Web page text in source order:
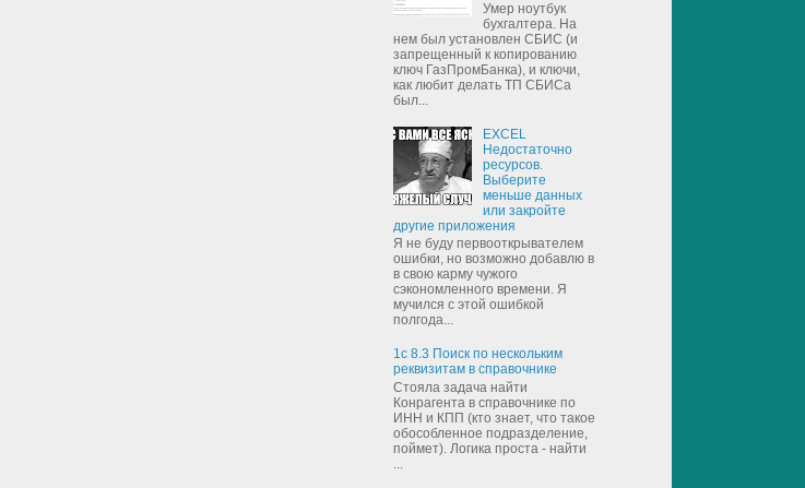
Умер ноутбук
бухгалтера. На
нем был установлен СБИС (и
запрещенный к копированию
ключ ГазПромБанка), и ключи,
как любит делать ТП СБИСа
был...
EXCEL
Недостаточно
ресурсов.
Выберите
меньше данных
или закройте
другие приложения
Я не буду первооткрывателем
ошибки, но возможно добавлю в
в свою карму чужого
сэкономленного времени. Я
мучился с этой ошибкой
полгода...
1с 8.3 Поиск по нескольким
реквизитам в справочнике
Стояла задача найти
Конрагента в справочнике по
ИНН и КПП (кто знает, что такое
обособленное подразделение,
поймет). Логика проста - найти